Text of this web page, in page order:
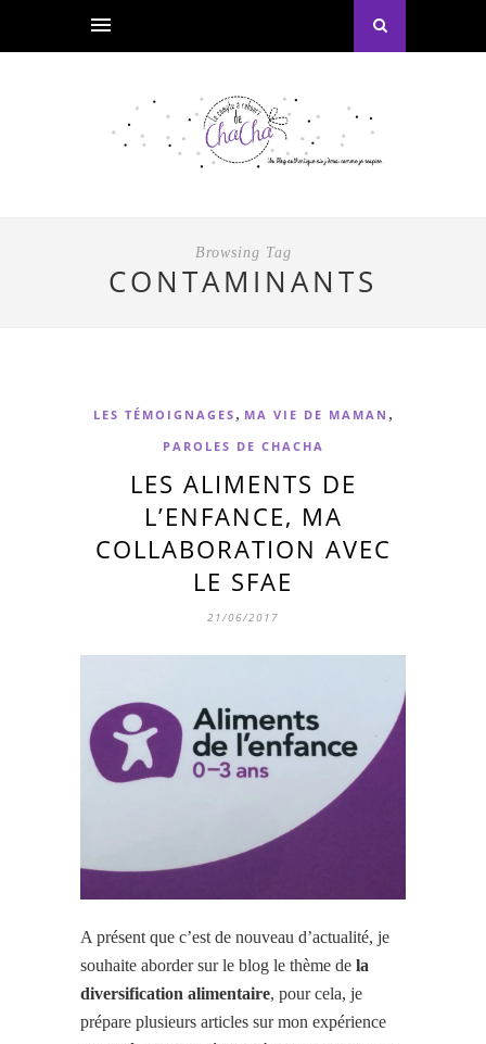
Browsing Tag
CONTAMINANTS
LES TÉMOIGNAGES , MA VIE DE MAMAN ,
PAROLES DE CHACHA
LES ALIMENTS DE
L’ENFANCE, MA
COLLABORATION AVEC
LE SFAE
21/06/2017
A présent que c’est de nouveau d’actualité, je
souhaite aborder sur le blog le thème de la
diversification alimentaire, pour cela, je
prépare plusieurs articles sur mon expérience